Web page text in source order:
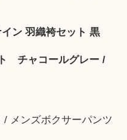
ン 羽織袴セット 黒
チャコールグレー /
メンズボクサーパンツ